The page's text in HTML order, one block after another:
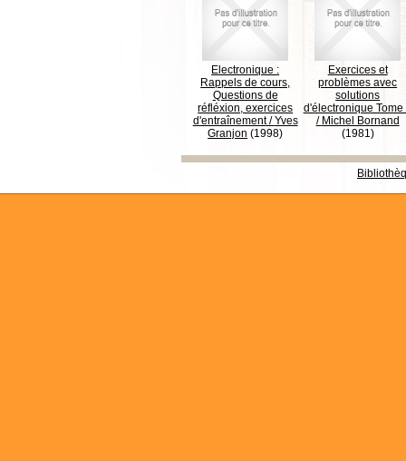
Electronique :
Rappels de cours,
Questions de
réfléxion, exercices
d'entraînement/Yves
Granjon (1998)
Exercices et
problèmes avec
solutions
d'électronique Tome
/ Michel Bornand
(1981)